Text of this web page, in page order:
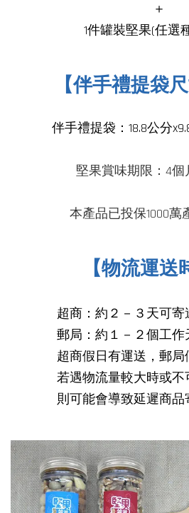
＋
1件罐裝堅果(任選
【伴手禮提袋
伴手禮提袋：18.8公分
堅果賞味期限：4個
本產品已投保1000萬
【物流運送
超商：約２－３天可寄
郵局：約１－２個工作
超商假日有運送，郵局
若遇物流量較大時或不
則可能會導致延遲商